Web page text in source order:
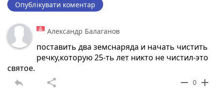
Опублікувати коментар
Александр Балаганов
поставить два земснаряда и начать чистить
речку,которую 25-ть лет никто не чистил-это
святое.
reply share remove 0 add